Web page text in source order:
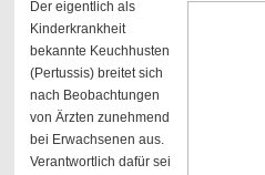
Der eigentlich als
Kinderkrankheit
bekannte Keuchhusten
(Pertussis) breitet sich
nach Beobachtungen
von Ärzten zunehmend
bei Erwachsenen aus.
Verantwortlich dafür sei